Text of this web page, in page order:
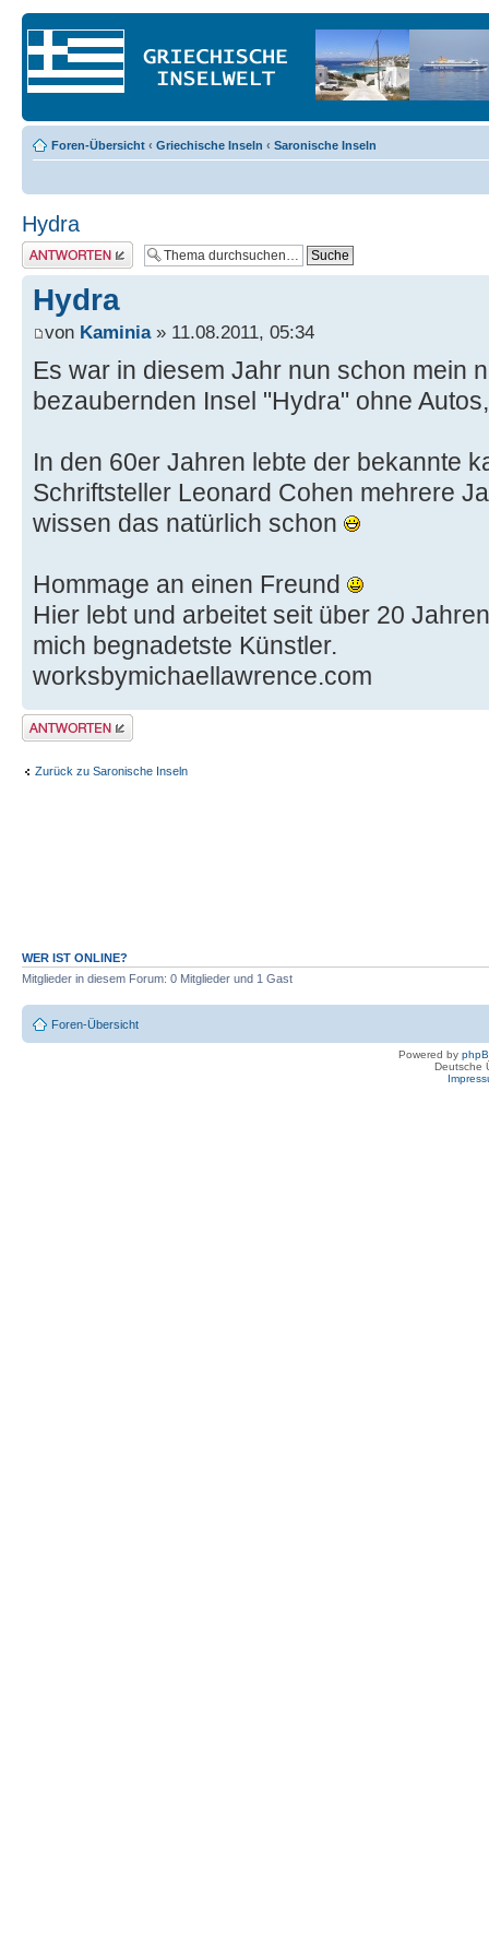
Foren-Übersicht ‹ Griechische Inseln ‹ Saronische Inseln
Hydra
Antwort erstellen
Hydra
von Kaminia» 11.08.2011, 05:34
Es war in diesem Jahr nun schon mein
bezaubernden Insel "Hydra" ohne
In den 60er Jahren lebte der bekannte
Schriftsteller Leonard Cohen mehrere
wissen das natürlich schon
Hommage an einen Freund
Hier lebt und arbeitet seit über 20
mich begnadetste Künstler.
worksbymichaellawrence.com
Antwort erstellen
Zurück zu Saronische Inseln
WER IST ONLINE?
Mitglieder in diesem Forum: 0 Mitglieder und 1 Gast
Foren-Übersicht
Powered by
Deutsche